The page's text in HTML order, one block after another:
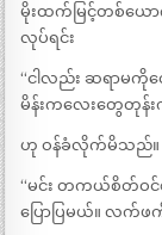
မိုးထက်မြင့်တစ်ယော
လုပ်ရင်း
“ငါလည်း ဆရာမ
မိန်းကလေးတွေတုန်
ဟု ဝန်ခံလိုက်မိသည်။
“မင်း တကယ်စိတ်ဝင်
ပြောပြမယ်။ လက်